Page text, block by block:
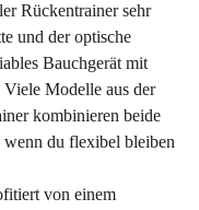
Rückentrainer sehr
und der optische
Bauchgerät mit
Modelle aus der
kombinieren beide
du flexibel bleiben
von einem